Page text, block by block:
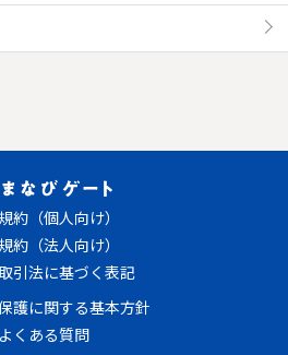
約（個人向け）
約（法人向け）
引法に基づく表記
護に関する基本方針
よくある質問